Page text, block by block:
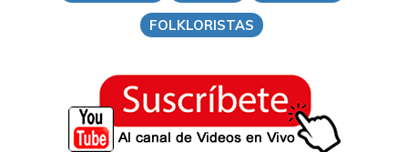
FOLKLORISTAS